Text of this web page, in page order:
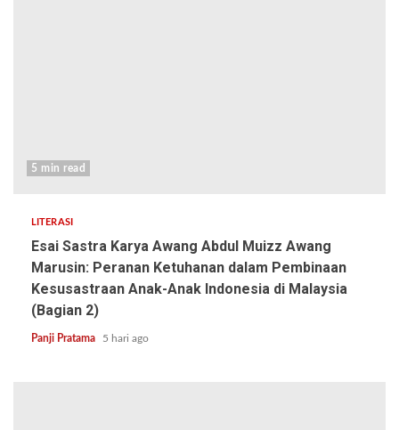
5 min read
LITERASI
Esai Sastra Karya Awang Abdul Muizz Awang
Marusin: Peranan Ketuhanan dalam Pembinaan
Kesusastraan Anak-Anak Indonesia di Malaysia
(Bagian 2)
Panji Pratama 5 hari ago